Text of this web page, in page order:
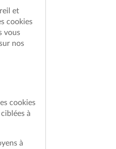
et
cookies
vous
nos
cookies
à
à